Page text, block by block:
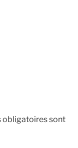
obligatoires sont